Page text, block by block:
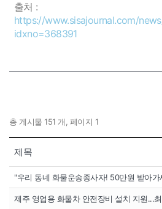
출처 :
https://www.sisajournal.com/
idxno=368391
총 게시물 151 개, 페이지 1
제목
"우리 동네 화물운송종사자! 50만원 받아
제주 영업용 화물차 안전장비 설치 지원...